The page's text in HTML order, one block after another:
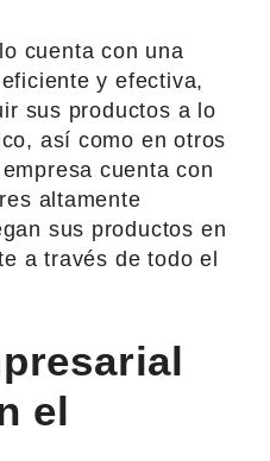
cuenta con una
y efectiva,
sus productos a lo
así como en otros
cuenta con
altamente
sus productos en
a través de todo el
el